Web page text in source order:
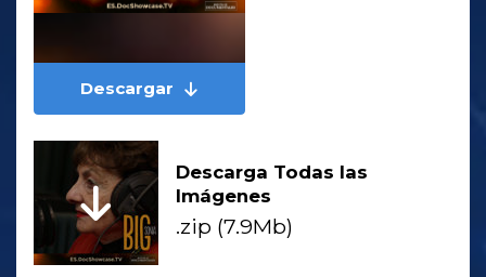
Descargar
Descarga Todas las
Imágenes
.zip (7.9Mb)